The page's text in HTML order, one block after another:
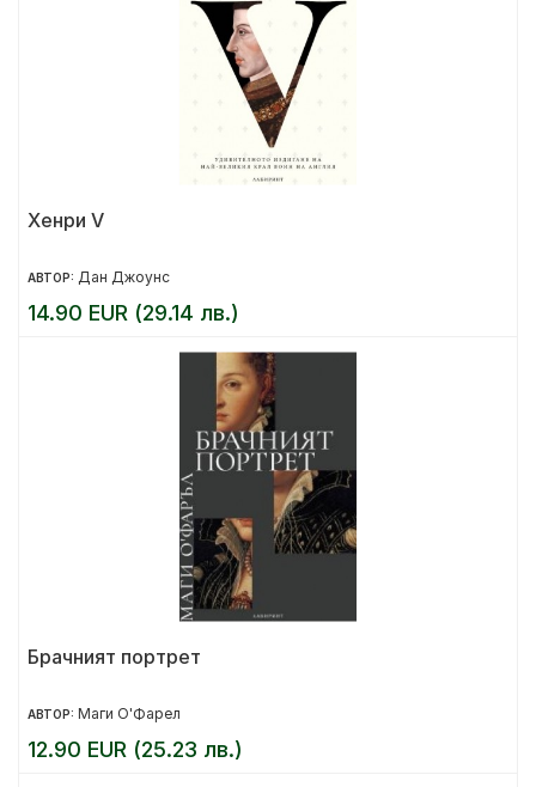
Хенри V
АВТОР: Дан Джоунс
14.90 EUR (29.14 лв.)
Брачният портрет
АВТОР: Маги О'Фарел
12.90 EUR (25.23 лв.)